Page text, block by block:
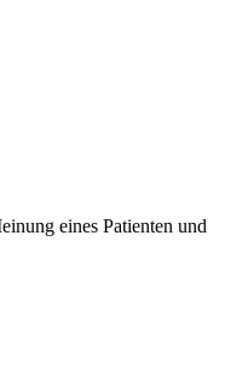
eines Patienten und